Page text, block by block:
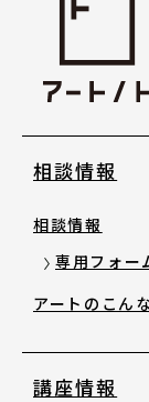
相談情報
相談情報
専用フォー
アートのこん
講座情報